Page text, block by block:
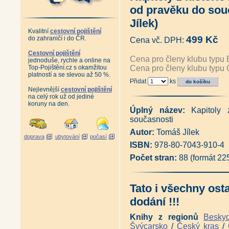
Kvalitní cestovní pojištění
do zahraničí i do ČR.
Cestovní pojištění
jednoduše, rychle a online na
Top-Pojištění.cz s okamžitou
platností a se slevou až 50 %.
Nejlevnější cestovní pojištění
na celý rok už od jediné
koruny na den.
doprava ubytování počasí
Horní města Krušných hor -
České Krušnohoří před
Chronologické sestavení
Z historie hornictví v obci
Antikvariát - Hornické
Vzpomínka na závod Libík
český slovník názvů měst,
Sada Boží Dar a jeho nejen
Průvodce naučnou stezkou
Znovuzrození rozhledny na
Schlikové a dobývání stříbra
Antikvariát - Hornická postila
Antikvariát - 1000 let hornictví
Doly Bílina - Z historie
Magická místa Karlovarského
Karl Ernstberger (Lubomír
Kapitoly z historie západních
Kapitoly z historie západních
Tajemství západní hranice -
Tajemné stezky - Za
Tajemné stezky - Z hradu na
Tajemné stezky - Hornickou
od pravěku do
Jílek)
Cena vč. DPH: 499 Kč
Cena pro členy klubu typu
Cena pro členy klubu typu
Přidat ks
Úplný název:
Kapitoly
současnosti
Autor: Tomáš Jílek
ISBN: 978-80-7043-910-4
Počet stran: 88 (formát
Tato i všechny
dodání !!!
Knihy z regionů
Švýcarsko / Český kras /